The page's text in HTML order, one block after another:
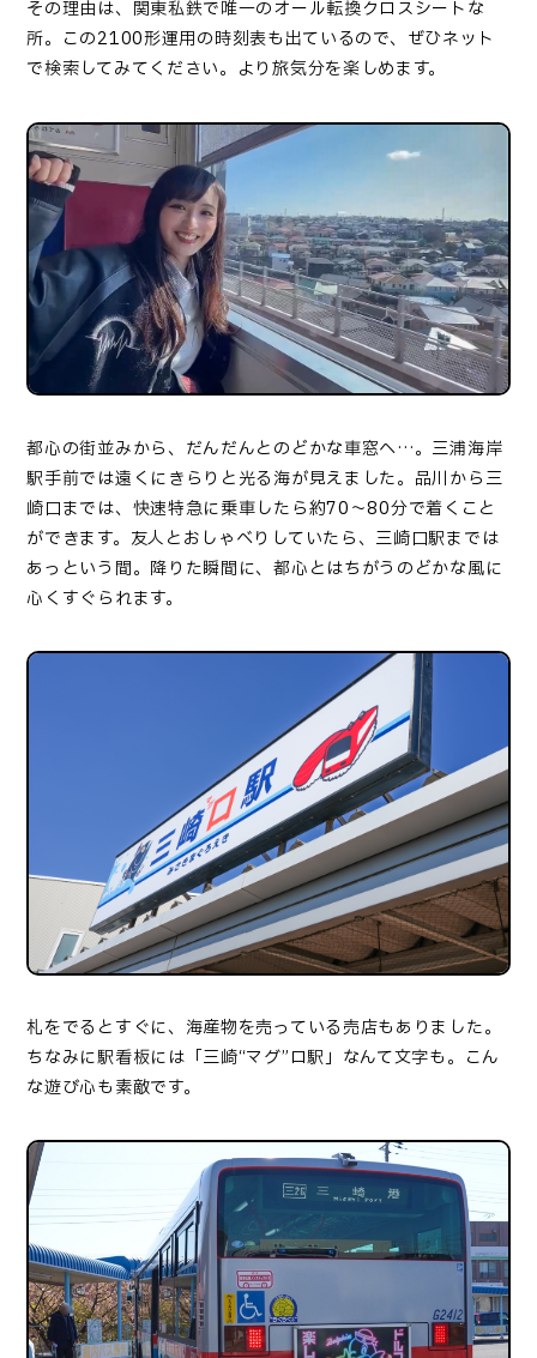
その理由は、関東私鉄で唯一のオール転換クロスシートな
所。この2100形運用の時刻表も出ているので、ぜひネット
で検索してみてください。より旅気分を楽しめます。
都心の街並みから、だんだんとのどかな車窓へ…。三浦海岸
駅手前では遠くにきらりと光る海が見えました。品川から三
崎口までは、快速特急に乗車したら約70～80分で着くこと
ができます。友人とおしゃべりしていたら、三崎口駅までは
あっという間。降りた瞬間に、都心とはちがうのどかな風に
心くすぐられます。
札をでるとすぐに、海産物を売っている売店もありました。
ちなみに駅看板には「三崎“マグ”ロ駅」なんて文字も。こん
な遊び心も素敵です。